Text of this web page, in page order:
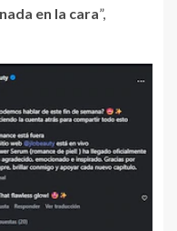
en la cara”,